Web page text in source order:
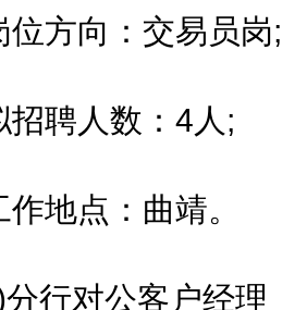
方向：交易员岗;
聘人数：4人;
点：曲靖。
对公客户经理